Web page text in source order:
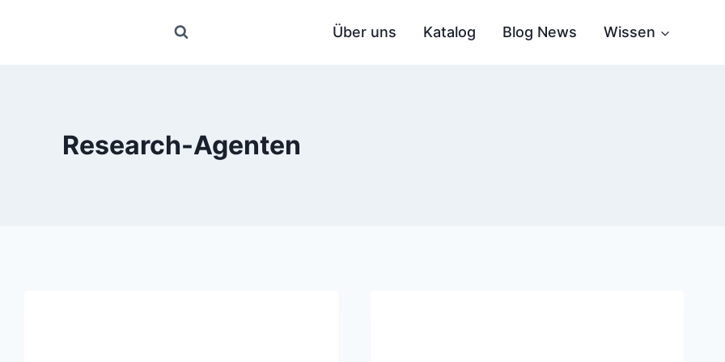
Über uns Katalog Blog News Wissen
Research-Agenten